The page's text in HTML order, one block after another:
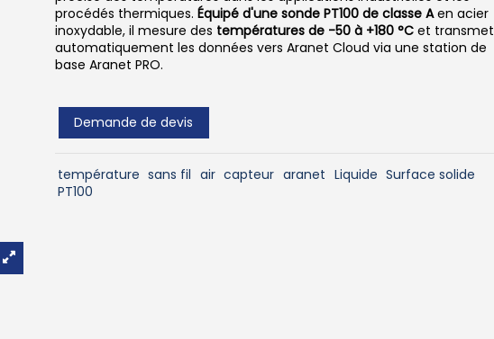
procédés thermiques. Équipé d'une sonde PT100 de classe Aen acier
inoxydable, il mesure des températures de -50 à +180 °Cet transmet
automatiquement les données vers Aranet Cloud via une station de
base Aranet PRO.
Demande de devis
température sans fil air capteur aranet Liquide Surface solide
PT100